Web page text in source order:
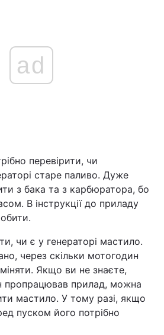
ad
перевірити, чи
старе паливо. Дуже
з бака та з карбюратора, бо
В інструкції до приладу
чи є у генераторі мастило.
через скільки мотогодин
Якщо ви не знаєте,
пропрацював прилад, можна
мастило. У тому разі, якщо
пуском його потрібно